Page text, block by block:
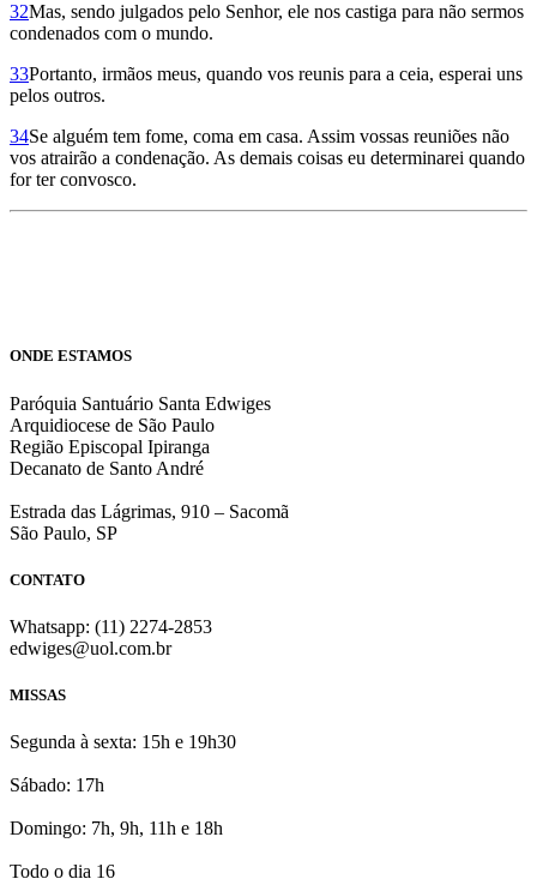
32Mas, sendo julgados pelo Senhor, ele nos castiga para não sermos
condenados com o mundo.
33Portanto, irmãos meus, quando vos reunis para a ceia, esperai uns
pelos outros.
34Se alguém tem fome, coma em casa. Assim vossas reuniões não
vos atrairão a condenação. As demais coisas eu determinarei quando
for ter convosco.
ONDE ESTAMOS
Paróquia Santuário Santa Edwiges
Arquidiocese de São Paulo
Região Episcopal Ipiranga
Decanato de Santo André
Estrada das Lágrimas, 910 – Sacomã
São Paulo, SP
CONTATO
Whatsapp: (11) 2274-2853
edwiges@uol.com.br
MISSAS
Segunda à sexta: 15h e 19h30
Sábado: 17h
Domingo: 7h, 9h, 11h e 18h
Todo o dia 16